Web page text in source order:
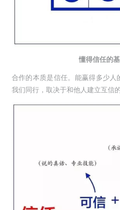
懂得信任的
合作的本质是信任。能赢得多少
我们同行，取决于和他人建立互信的